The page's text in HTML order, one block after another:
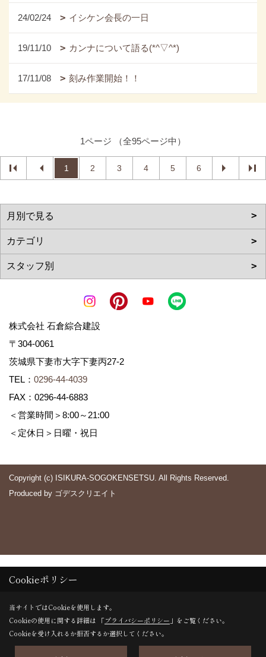
24/02/24 イシケン会長の一日
19/11/10 カンナについて語る(*^▽^*)
17/11/08 刻み作業開始！！
1ページ （全95ページ中）
1 2 3 4 5 6
株式会社 石倉綜合建設
〒304-0061
茨城県下妻市大字下妻丙27-2
TEL： 0296-44-4039
FAX：0296-44-6883
＜営業時間＞8:00～21:00
＜定休日＞日曜・祝日
Copyright (c) ISIKURA-SOGOKENSETSU. All Rights Reserved.
Produced by ゴデスクリエイト
Cookieポリシー
当サイトではCookieを使用します。
Cookieの使用に関する詳細は 「プライバシーポリシー 」をご覧ください。
Cookieを受け入れるか拒否するか選択してください。